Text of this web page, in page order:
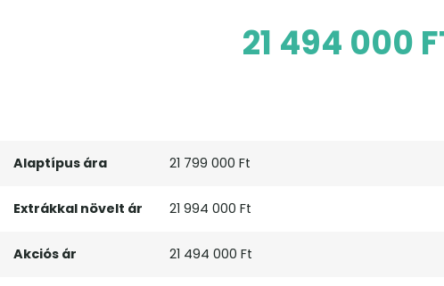
21 494 000
Alaptípus ára 21 799 000 Ft
Extrákkal növelt ár 21 994 000 Ft
Akciós ár 21 494 000 Ft